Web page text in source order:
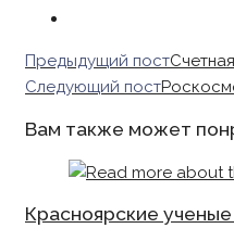
Read
more
Предыдущий пост
Следующий пост
Вам также может
Красноярские